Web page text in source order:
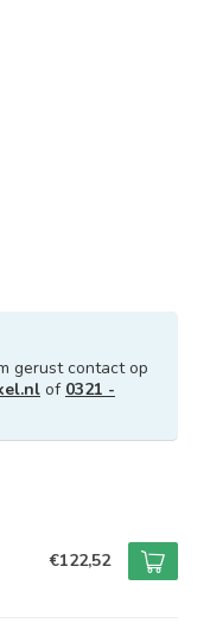
gerust contact op
of 0321 -
€122,52